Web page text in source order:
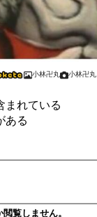
小林卍丸 小林卍丸
まれている
ある
覧しません。